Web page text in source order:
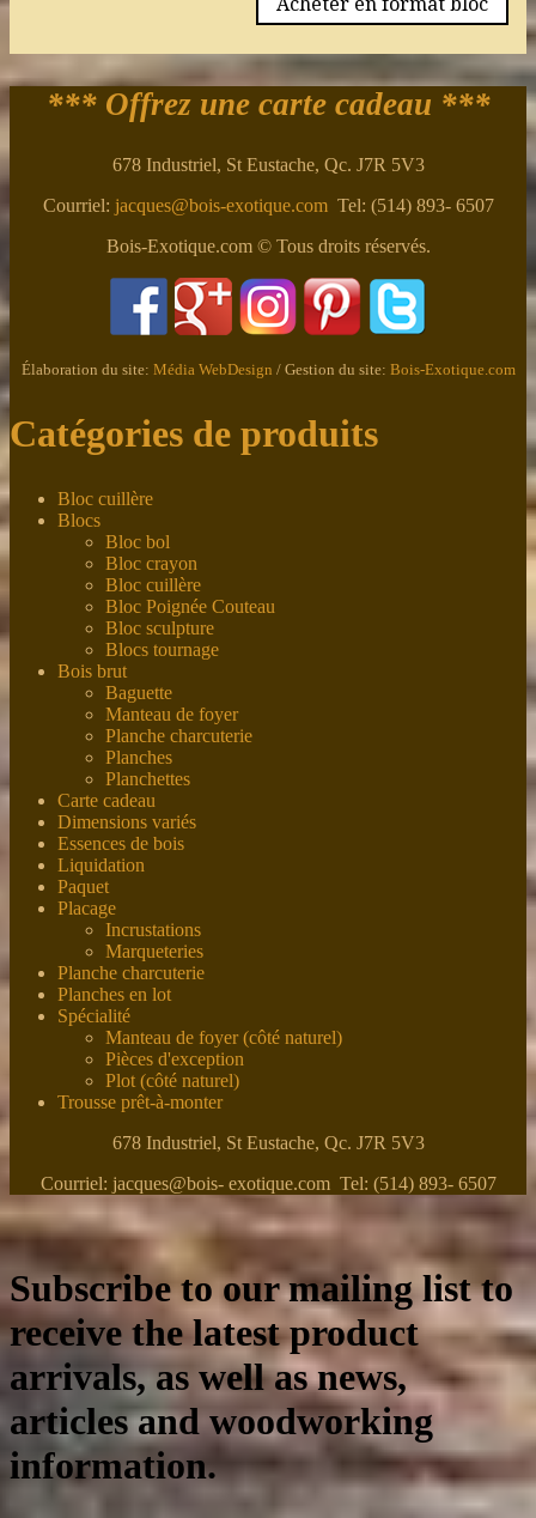
*** Offrez une carte cadeau ***
678 Industriel, St Eustache, Qc. J7R 5V3
Courriel: jacques@bois-exotique.comTel: (514) 893- 6507
Bois-Exotique.com © Tous droits réservés.
Élaboration du site: Média WebDesign / Gestion du site: Bois-Exotique.com
Catégories de produits
Bloc cuillère
Blocs
Bloc bol
Bloc crayon
Bloc cuillère
Bloc Poignée Couteau
Bloc sculpture
Blocs tournage
Bois brut
Baguette
Manteau de foyer
Planche charcuterie
Planches
Planchettes
Carte cadeau
Dimensions variés
Essences de bois
Liquidation
Paquet
Placage
Incrustations
Marqueteries
Planche charcuterie
Planches en lot
Spécialité
Manteau de foyer (côté naturel)
Pièces d'exception
Plot (côté naturel)
Trousse prêt-à-monter
678 Industriel, St Eustache, Qc. J7R 5V3
Courriel: jacques@bois- exotique.com Tel: (514) 893- 6507
Subscribe to our mailing list to
receive the latest product
arrivals, as well as news,
articles and woodworking
information.